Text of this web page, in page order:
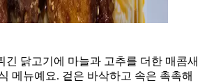
긴 닭고기에 마늘과 고추를 더한 매콤새
메뉴예요. 겉은 바삭하고 속은 촉촉해